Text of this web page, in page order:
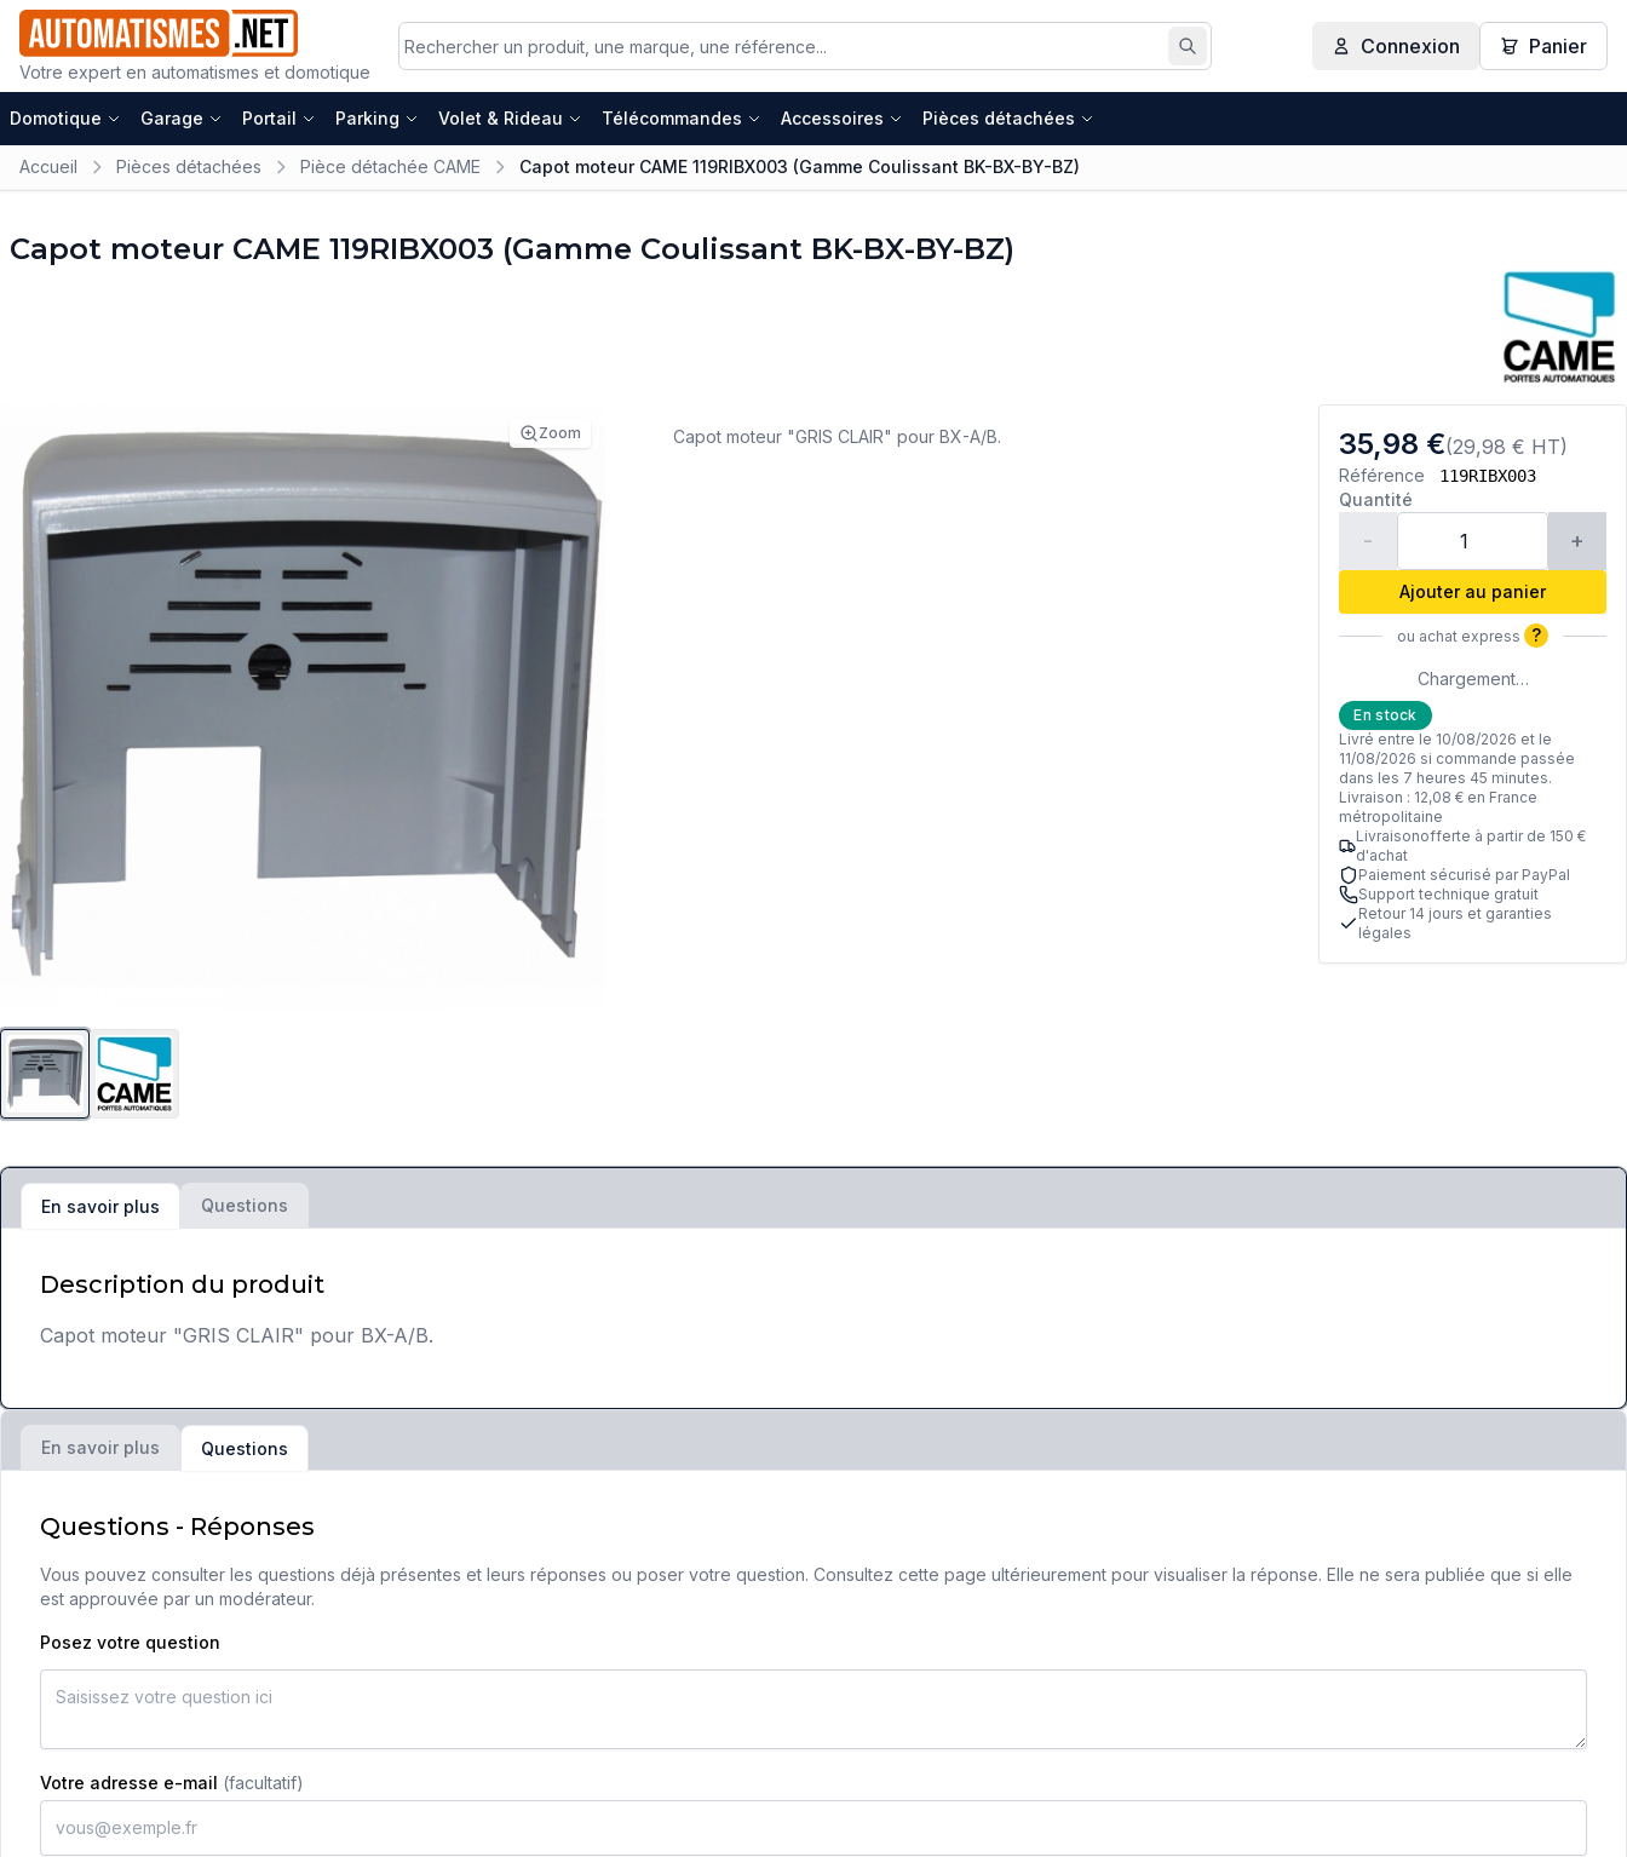
Votre expert en automatismes et domotique
Rechercher
Connexion Panier
Domotique Garage Portail Parking Volet & Rideau Télécommandes Accessoires Pièces détachées
Accueil Pièces détachées Pièce détachée CAME Capot moteur CAME 119RIBX003 (Gamme Coulissant BK-BX-BY-BZ)
Capot moteur CAME 119RIBX003 (Gamme Coulissant BK-BX-BY-BZ)
Zoom 35,98 €(29,98 € HT)
Référence 119RIBX003
Quantité
- +
Ajouter au panier
ou achat express ?
Chargement…
En stock
Livré entre le 10/08/2026 et le
11/08/2026 si commande passée
dans les 7 heures 45 minutes.
Livraison : 12,08 € en France
métropolitaine
Livraisonofferte à partir de 150 €
d'achat
Paiement sécurisé par PayPal
Support technique gratuit
Retour 14 jours et garanties
légales
Capot moteur "GRIS CLAIR" pour BX-A/B.
En savoir plus Questions
Description du produit
Capot moteur "GRIS CLAIR" pour BX-A/B.
En savoir plus Questions
Questions - Réponses
Vous pouvez consulter les questions déjà présentes et leurs réponses ou poser votre question. Consultez cette page ultérieurement pour visualiser la réponse. Elle ne sera publiée que si elle
est approuvée par un modérateur.
Posez votre question
Votre adresse e-mail (facultatif)